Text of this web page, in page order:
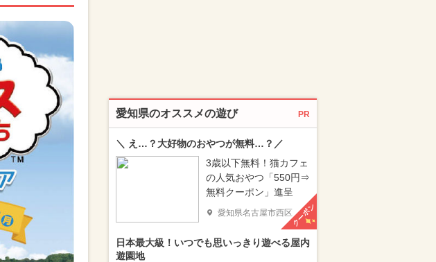
愛知県のオススメの遊び PR
＼ え…？大好物のおやつが無料…？／
3歳以下無料！猫カフェ
の人気おやつ「550円⇒
無料クーポン」進呈
愛知県名古屋市西区クーポン
日本最大級！いつでも思いっきり遊べる屋内
遊園地